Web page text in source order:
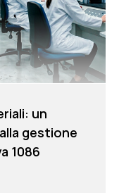
un
gestione
1086